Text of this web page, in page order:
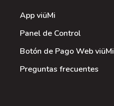
App viüMi
Panel de Control
Botón de Pago Web viüMi
Preguntas frecuentes